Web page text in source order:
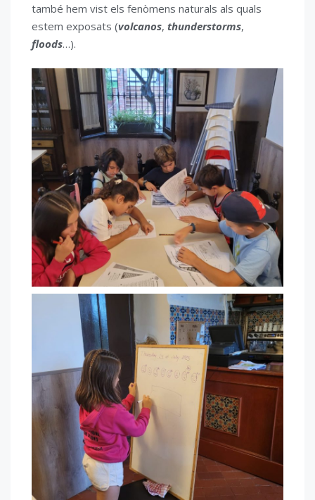
també hem vist els fenòmens naturals als quals
estem exposats (volcanos, thunderstorms,
floods…).